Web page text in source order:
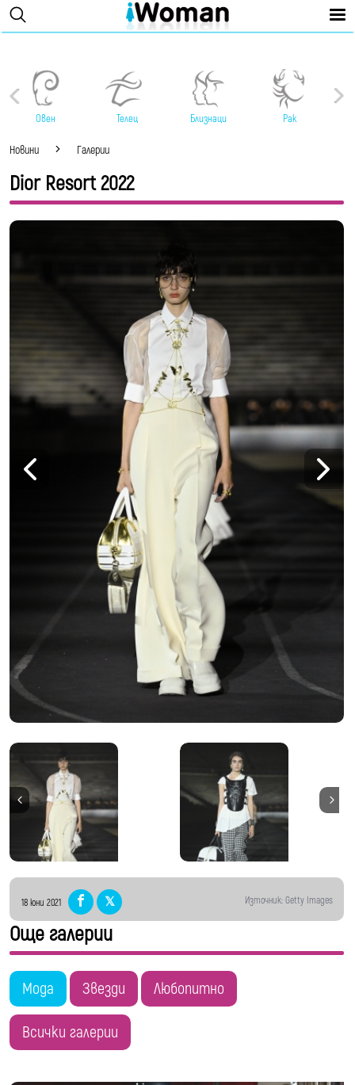
Овен Телец Близнаци Рак
Новини Галерии
Dior Resort 2022
18 юни 2021 Източник: Getty Images
Още галерии
Мода Звезди Любопитно
Всички галерии